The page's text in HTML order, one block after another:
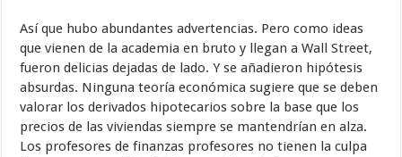
Así que hubo abundantes advertencias. Pero como ideas
que vienen de la academia en bruto y llegan a Wall Street,
fueron delicias dejadas de lado. Y se añadieron hipótesis
absurdas. Ninguna teoría económica sugiere que se deben
valorar los derivados hipotecarios sobre la base que los
precios de las viviendas siempre se mantendrían en alza.
Los profesores de finanzas profesores no tienen la culpa